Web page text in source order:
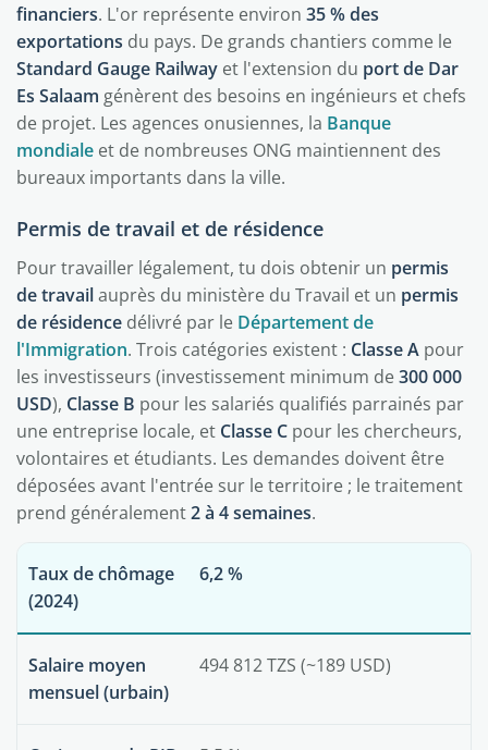
financiers. L'or représente environ 35 % des
exportations du pays. De grands chantiers comme le
Standard Gauge Railway et l'extension du port de Dar
Es Salaam génèrent des besoins en ingénieurs et chefs
de projet. Les agences onusiennes, la Banque
mondiale et de nombreuses ONG maintiennent des
bureaux importants dans la ville.
Permis de travail et de résidence
Pour travailler légalement, tu dois obtenir un permis
de travailauprès du ministère du Travail et un permis
de résidence délivré par le Département de
l'Immigration. Trois catégories existent : Classe A pour
les investisseurs (investissement minimum de300 000
USD), Classe B pour les salariés qualifiés parrainés par
une entreprise locale, et Classe C pour les chercheurs,
volontaires et étudiants. Les demandes doivent être
déposées avant l'entrée sur le territoire ; le traitement
prend généralement2 à 4 semaines.
Taux de chômage
(2024)
6,2 %
Salaire moyen
mensuel (urbain)
494 812 TZS (~189 USD)